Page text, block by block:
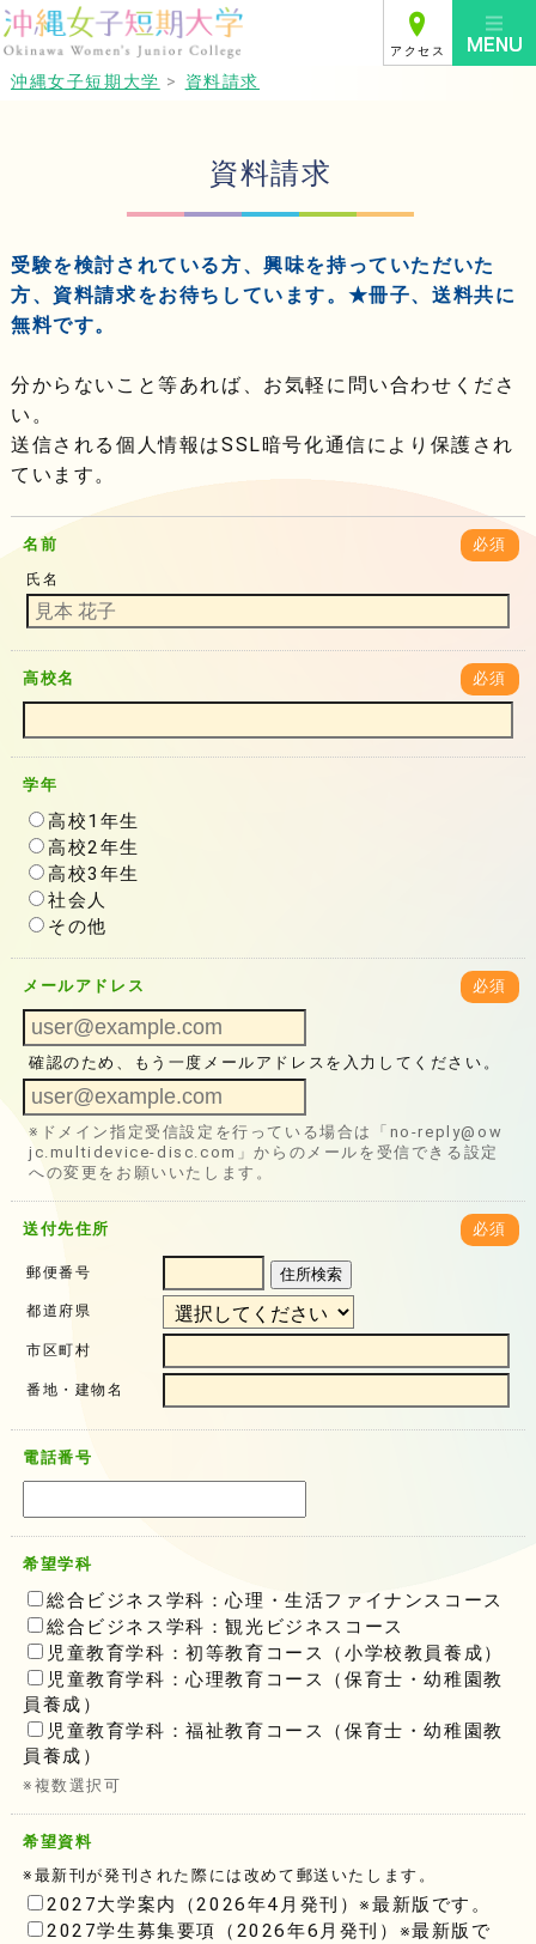
アクセス
沖縄女子短期大学 > 資料請求
資料請求
受験を検討されている方、興味を持っていただいた
方、資料請求をお待ちしています。★冊子、送料共に
無料です。
分からないこと等あれば、お気軽に問い合わせくださ
い。
送信される個人情報はSSL暗号化通信により保護され
ています。
名前 必須
氏名
高校名 必須
学年
高校1年生
高校2年生
高校3年生
社会人
その他
メールアドレス 必須
確認のため、もう一度メールアドレスを入力してください。
※ドメイン指定受信設定を行っている場合は「no-reply@ow
jc.multidevice-disc.com」からのメールを受信できる設定
への変更をお願いいたします。
送付先住所 必須
郵便番号 住所検索
都道府県
市区町村
番地・建物名
電話番号
希望学科
総合ビジネス学科：心理・生活ファイナンスコース
総合ビジネス学科：観光ビジネスコース
児童教育学科：初等教育コース（小学校教員養成）
児童教育学科：心理教育コース（保育士・幼稚園教
員養成）
児童教育学科：福祉教育コース（保育士・幼稚園教
員養成）
※複数選択可
希望資料
※最新刊が発刊された際には改めて郵送いたします。
2027大学案内（2026年4月発刊）※最新版です。
2027学生募集要項（2026年6月発刊）※最新版で